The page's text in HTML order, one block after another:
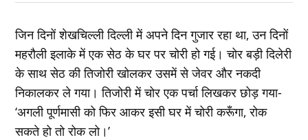
जिन दिनों शेखचिल्ली दिल्ली में अपने दिन गुजार रहा था, उन दिनों
महरौली इलाके में एक सेठ के घर पर चोरी हो गई। चोर बड़ी दिलेरी
के साथ सेठ की तिजोरी खोलकर उसमें से जेवर और नकदी
निकालकर ले गया। तिजोरी में चोर एक पर्चा लिखकर छोड़ गया-
‘अगली पूर्णमासी को फिर आकर इसी घर में चोरी करूँगा, रोक
सकते हो तो रोक लो।’